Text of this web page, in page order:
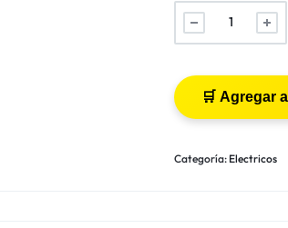
Categoría: Electricos